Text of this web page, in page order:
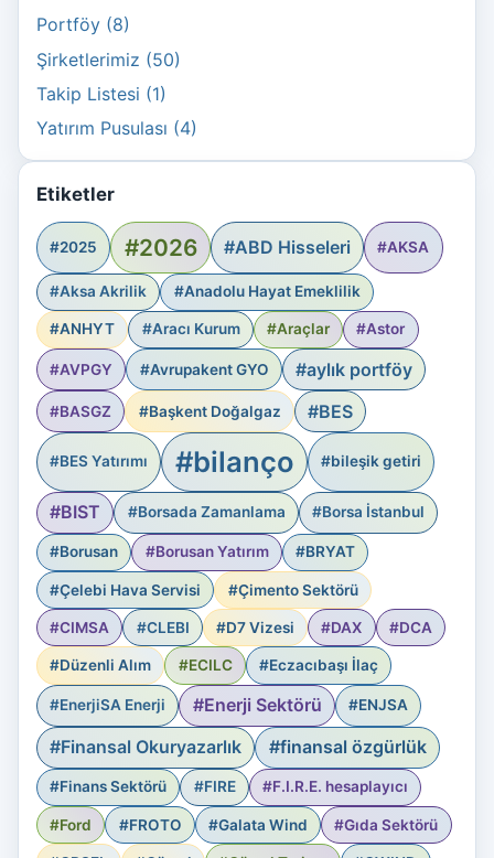
Portföy (8)
Şirketlerimiz (50)
Takip Listesi (1)
Yatırım Pusulası (4)
Etiketler
#2025 #2026 #ABD Hisseleri #AKSA
#Aksa Akrilik #Anadolu Hayat Emeklilik
#ANHYT #Aracı Kurum #Araçlar #Astor
#AVPGY #Avrupakent GYO #aylık portföy
#BASGZ #Başkent Doğalgaz #BES
#BES Yatırımı #bilanço #bileşik getiri
#BIST #Borsada Zamanlama #Borsa İstanbul
#Borusan #Borusan Yatırım #BRYAT
#Çelebi Hava Servisi #Çimento Sektörü
#CIMSA #CLEBI #D7 Vizesi #DAX #DCA
#Düzenli Alım #ECILC #Eczacıbaşı İlaç
#EnerjiSA Enerji #Enerji Sektörü #ENJSA
#Finansal Okuryazarlık #finansal özgürlük
#Finans Sektörü #FIRE #F.I.R.E. hesaplayıcı
#Ford #FROTO #Galata Wind #Gıda Sektörü